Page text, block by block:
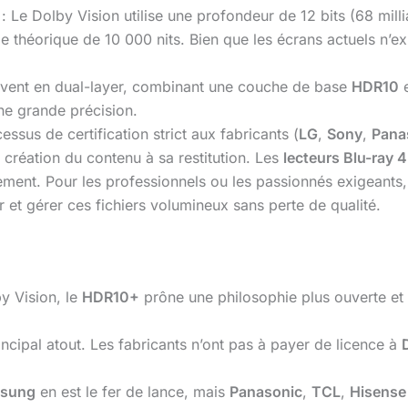
Le Dolby Vision utilise une profondeur de 12 bits (68
théorique de 10 000 nits. Bien que les écrans actuels
en dual-layer, combinant une couche de base HDR10
grande précision.
de certification strict aux fabricants (LG, Sony,
du contenu à sa restitution. Les lecteurs Blu-ray
Pour les professionnels ou les passionnés
gérer ces fichiers volumineux sans perte de qualité.
Vision, le HDR10+ prône une philosophie plus ouverte
atout. Les fabricants n’ont pas à payer de licence à
en est le fer de lance, mais Panasonic, TCL, Hisense